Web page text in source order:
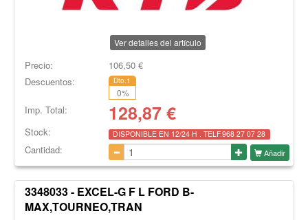
Ver detalles del artículo
Precio: 106,50€
Descuentos:
Dto.1
0%
Imp. Total: 128,87€
Stock: DISPONIBLE EN 12/24 H . TELF.968 27 07 28
Cantidad: Añadir
3348033 - EXCEL-G F L FORD B-
MAX,TOURNEO,TRAN